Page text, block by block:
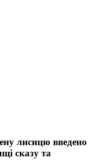
лисицю введено
сказу та